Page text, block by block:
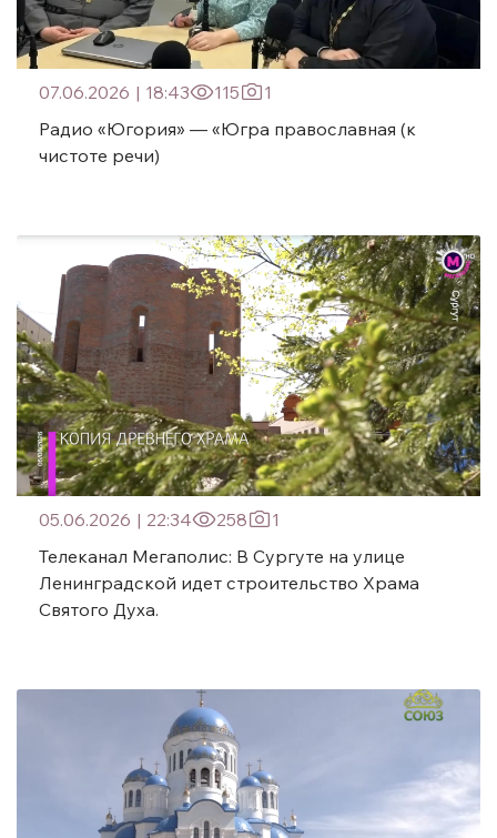
07.06.2026 | 18:43 115
1
Радио «Югория» — «Югра православная (к
чистоте речи)
05.06.2026 | 22:34 258
1
Телеканал Мегаполис: В Сургуте на улице
Ленинградской идет строительство Храма
Святого Духа.